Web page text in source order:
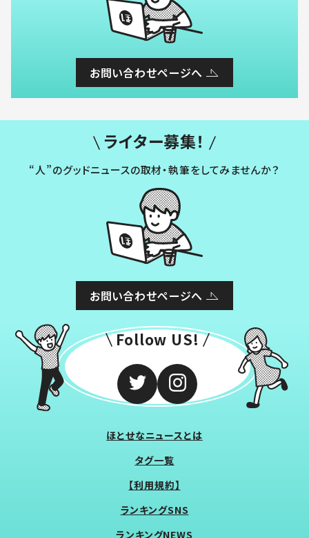
お問い合わせページへ
ライター募集！
“人”のグッドニュースの取材・執筆をしてみませんか？
お問い合わせページへ
Follow US!
ほとせなニュースとは
タグ一覧
【利用規約】
ランキングSNS
ランキングNEWS